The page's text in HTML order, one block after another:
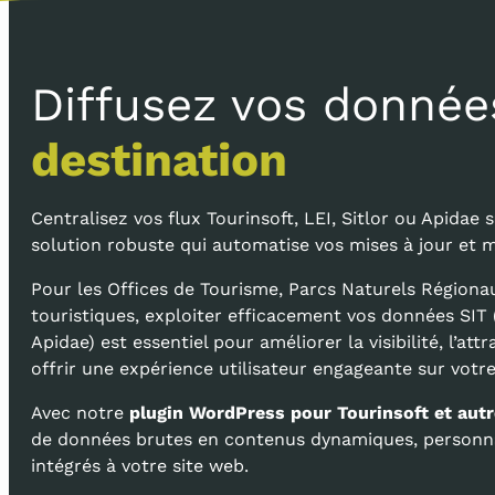
Diffusez vos
destination
Centralisez vos flux Tourinsoft, LEI, Sitlor ou Apidae
solution robuste qui automatise vos mises à jour et
Pour les Offices de Tourisme, Parcs Naturels
touristiques, exploiter efficacement vos données SIT
Apidae) est essentiel pour améliorer la visibilité,
offrir une expérience utilisateur engageante sur votre
Avec notre plugin WordPress pour Tourinsoft et
de données brutes en contenus dynamiques,
intégrés à votre site web.